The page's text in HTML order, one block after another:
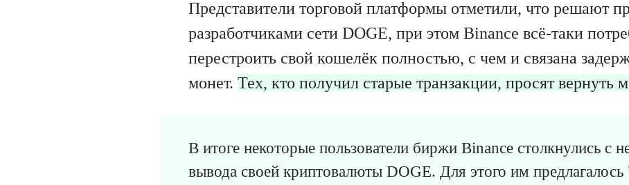
Представители торговой платформы отметили, что решают
разработчиками сети DOGE, при этом Binance всё-таки
перестроить свой кошелёк полностью, с чем и связана
монет. Тех, кто получил старые транзакции, просят вернуть
В итоге некоторые пользователи биржи Binance столкнулись с
вывода своей криптовалюты DOGE. Для этого им предлагалось